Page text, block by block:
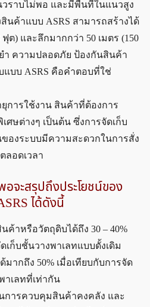
ราบไม่พอ และมีพื้นที่ในแนวสูง
นค้าแบบ ASRS สามารถสร้างได้
ฟุต) และลึกมากกว่า 50 เมตร (150
ำ ความปลอดภัย ป้องกันสินค้า
แบบ ASRS คือคำตอบที่ใช่
การใช้งาน สินค้าที่ต้องการ
ษต่างๆ เป็นต้น ซึ่งการจัดเก็บ
องระบบมีความสะดวกในการสั่ง
ลอดเวลา
จะสรุปถึงประโยชน์ของ
ได้ดังนี้
ค้าหรือวัตถุดิบได้ถึง 30 – 40%
เก็บชั้นวางพาเลทแบบดั้งเดิม
ากถึง 50% เมื่อเทียบกับการจัด
าเลทที่เท่ากัน
การควบคุมสินค้าคงคลัง และ